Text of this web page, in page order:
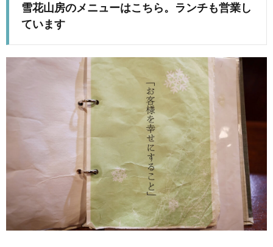
雪花山房のメニューはこちら。ランチも営業し
ています